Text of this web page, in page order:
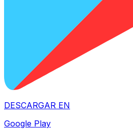
DESCARGAR EN
Google Play